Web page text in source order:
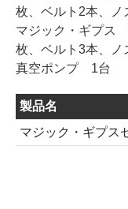
枚、ベルト2本、ノ
マジック・ギプ
枚、ベルト3本、ノ
真空ポンプ 1台
製品名
マジック・ギプス